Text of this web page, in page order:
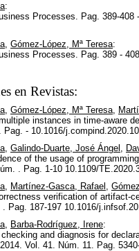
:
Processes. Pag. 389-
, Gómez-López, Mª Teresa:
Processes. Pag. 389 -
en Revistas:
, Gómez-López, Mª Teresa,
instances in time-aware
Pag. - 10.1016/
, Galindo-Duarte, José Ángel ,
of the usage of
. Pag. 1-10 10.1109/
, Martínez-Gasca, Rafael ,
verification of artifact-
Pag. 187-197 10.1016/
, Barba-Rodríguez, Irene:
and diagnosis for
Vol. 41. Núm. 11. Pag.